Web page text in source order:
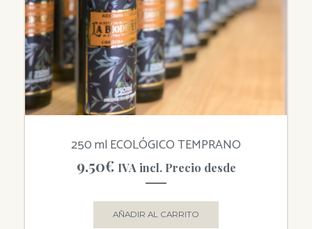
250 ml ECOLÓGICO TEMPRANO
9.50€ IVA incl. Precio desde
AÑADIR AL CARRITO